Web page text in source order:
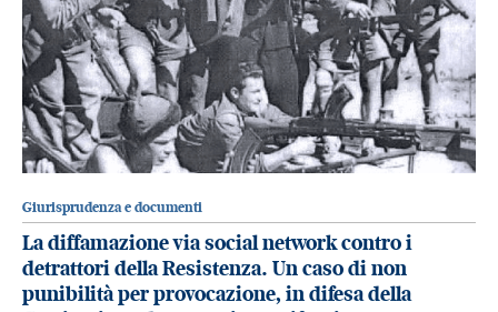
Giurisprudenza e documenti
La diffamazione via social network contro i
detrattori della Resistenza. Un caso di non
punibilità per provocazione, in difesa della